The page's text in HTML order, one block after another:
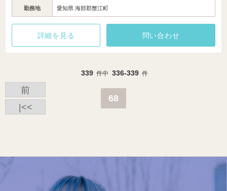
勤務地 愛知県 海部郡蟹江町
詳細を見る 問い合わせ
339 件中 336-339 件
|<<
前
68